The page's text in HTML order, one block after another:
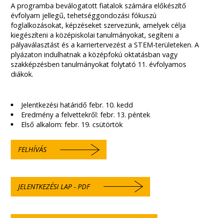
A programba beválogatott fiatalok számára előkészítő
évfolyam jellegű, tehetséggondozási fókuszú
foglalkozásokat, képzéseket szervezünk, amelyek célja
kiegészíteni a középiskolai tanulmányokat, segíteni a
pályaválasztást és a karriertervezést a STEM-területeken. A
plyázaton indulhatnak a középfokú oktatásban vagy
szakképzésben tanulmányokat folytató 11. évfolyamos
diákok.
Jelentkezési határidő febr. 10. kedd
Eredmény a felvettekről: febr. 13. péntek
Első alkalom: febr. 19. csütörtök
FELHÍVÁS
JELENTKEZÉSI LAP - PDF